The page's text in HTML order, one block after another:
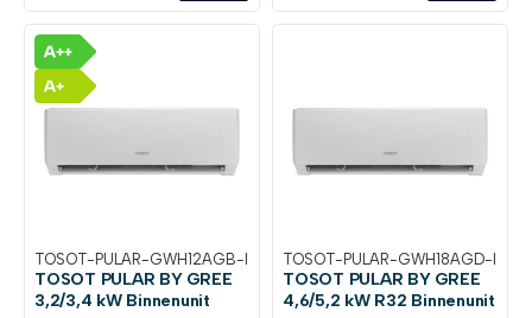
TOSOT-PULAR-GWH12AGB-I
TOSOT PULAR BY GREE
3,2/3,4 kW Binnenunit
TOSOT-PULAR-GWH18AGD-I
TOSOT PULAR BY GREE
4,6/5,2 kW R32 Binnenunit